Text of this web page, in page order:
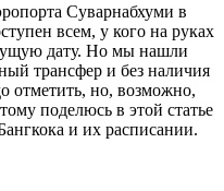
Суварнабхуми в
всем, у кого на руках
дату. Но мы нашли
трансфер и без наличия
отметить, но, возможно,
поделюсь в этой статье
и их расписании.